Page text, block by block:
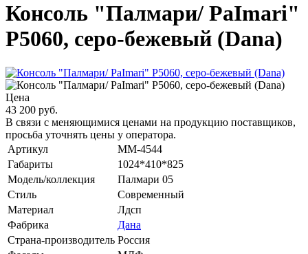
Консоль "Палмари/ PaImari"
P5060, серо-бежевый (Dana)
Цена
43 200 руб.
В связи с меняющимися ценами на продукцию поставщиков,
просьба уточнять цены у оператора.
Артикул
MM-4544
Габариты
1024*410*825
Модель/коллекция
Палмари 05
Стиль
Современный
Материал
Лдсп
Фабрика
Дана
Страна-производитель Россия